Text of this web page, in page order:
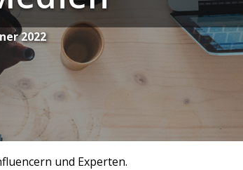
2022
und Experten.